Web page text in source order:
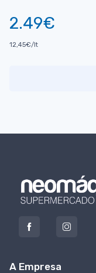
2.49€
12,45€/lt
A Empresa